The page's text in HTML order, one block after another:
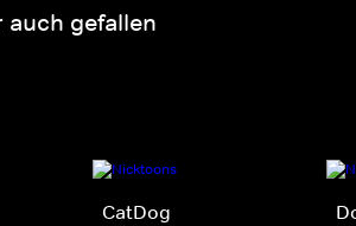
auch gefallen
CatDog